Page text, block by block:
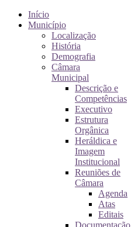
Início
Município
Localização
História
Demografia
Câmara
Municipal
Descrição e
Competências
Executivo
Estrutura
Orgânica
Heráldica e
Imagem
Institucional
Reuniões de
Câmara
Agenda
Atas
Editais
Documentação